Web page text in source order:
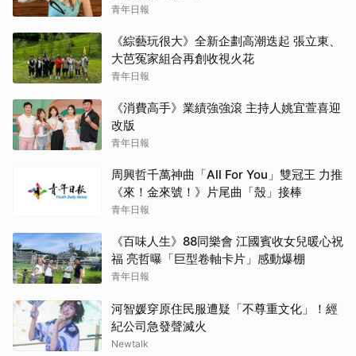
青年日報
《綜藝玩很大》全新企劃高潮迭起 張立東、
大芭冤家組合再創收視火花
青年日報
《消費高手》業績強強滾 主持人姚宜萱喜迎
改版
青年日報
周興哲千萬神曲「All For You」雙冠王 力推
《來！金來號！》片尾曲「殼」接棒
青年日報
《百味人生》88同樂會 江國賓收女兒暖心祝
福 亮哲曝「巨型卷軸卡片」感動爆棚
青年日報
河智媛穿原住民服遭疑「不尊重文化」！經
紀公司急發聲滅火
Newtalk